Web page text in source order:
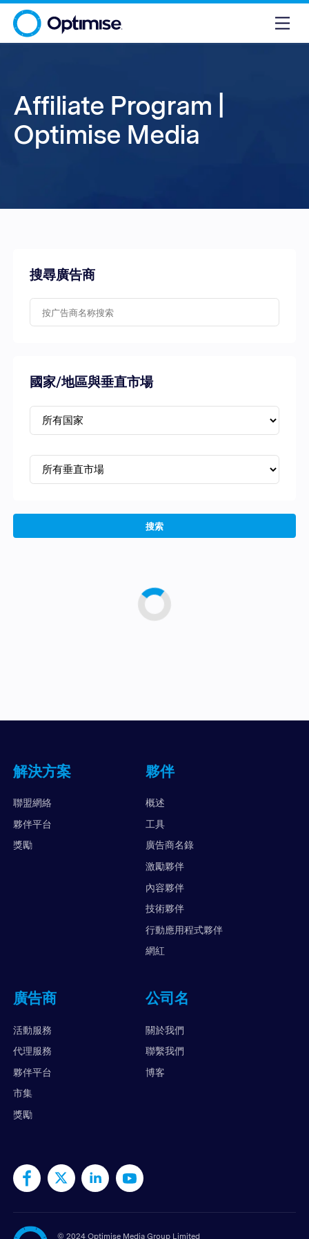
Affiliate Program |
Optimise Media
搜尋廣告商
國家/地區與垂直市場
搜索
解決方案
聯盟網絡
夥伴平台
獎勵
夥伴
概述
工具
廣告商名錄
激勵夥伴
內容夥伴
技術夥伴
行動應用程式夥伴
網紅
廣告商
活動服務
代理服務
夥伴平台
市集
獎勵
公司名
關於我們
聯繫我們
博客
© 2024 Optimise Media Group Limited